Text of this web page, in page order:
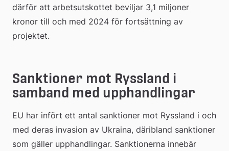
därför att arbetsutskottet beviljar 3,1 miljoner
kronor till och med 2024 för fortsättning av
projektet.
Sanktioner mot Ryssland i
samband med upphandlingar
EU har infört ett antal sanktioner mot Ryssland i och
med deras invasion av Ukraina, däribland sanktioner
som gäller upphandlingar. Sanktionerna innebär